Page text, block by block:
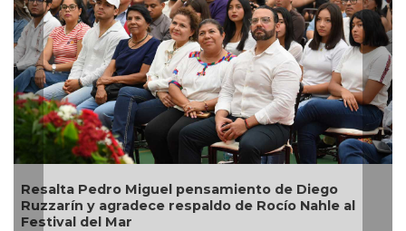
Resalta Pedro Miguel pensamiento de Diego
Ruzzarín y agradece respaldo de Rocío Nahle al
Festival del Mar